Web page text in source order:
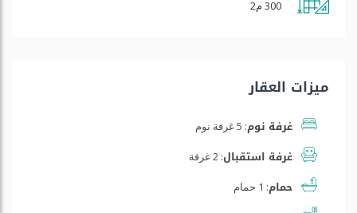
300 م2
ميزات العقار
غرفة نوم:
غرفة استقبال:
حمام: